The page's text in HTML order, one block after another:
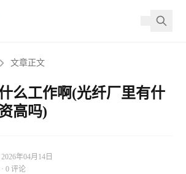
文章正文
么工作啊(光纤厂里有什
高吗)
年04月14日
0 评论